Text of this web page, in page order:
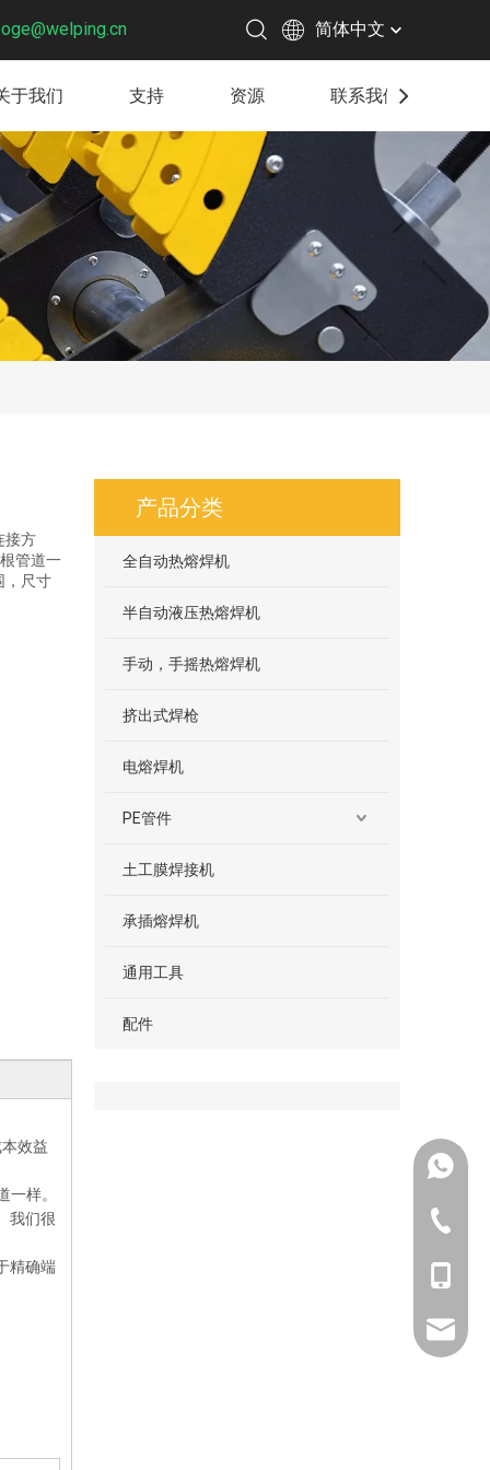
简体中文
于我们 支持 资源 联系我们
接方
管道一
，尺寸
效益
样。
我们很
精确端
产品分类
全自动热熔焊机
半自动液压热熔焊机
手动，手摇热熔焊机
挤出式焊枪
电熔焊机
PE管件
土工膜焊接机
承插熔焊机
通用工具
配件
0571-